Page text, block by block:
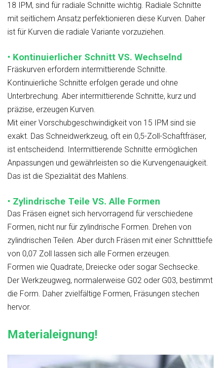
18 IPM, sind für radiale Schnitte wichtig. Radiale Schnitte
mit seitlichem Ansatz perfektionieren diese Kurven. Daher
ist für Kurven die radiale Variante vorzuziehen.
• Kontinuierlicher Schnitt VS. Wechselnd
Fräskurven erfordern intermittierende Schnitte.
Kontinuierliche Schnitte erfolgen gerade und ohne
Unterbrechung. Aber intermittierende Schnitte, kurz und
präzise, erzeugen Kurven.
Mit einer Vorschubgeschwindigkeit von 15 IPM sind sie
exakt. Das Schneidwerkzeug, oft ein 0,5-Zoll-Schaftfräser,
ist entscheidend. Intermittierende Schnitte ermöglichen
Anpassungen und gewährleisten so die Kurvengenauigkeit.
Das ist die Spezialität des Mahlens.
• Zylindrische Teile VS. Alle Formen
Das Fräsen eignet sich hervorragend für verschiedene
Formen, nicht nur für zylindrische Formen. Drehen von
zylindrischen Teilen. Aber durch Fräsen mit einer Schnitttiefe
von 0,07 Zoll lassen sich alle Formen erzeugen.
Formen wie Quadrate, Dreiecke oder sogar Sechsecke.
Der Werkzeugweg, normalerweise G02 oder G03, bestimmt
die Form. Daher zvielfältige Formen, Fräsungen stechen
hervor.
Materialeignung!